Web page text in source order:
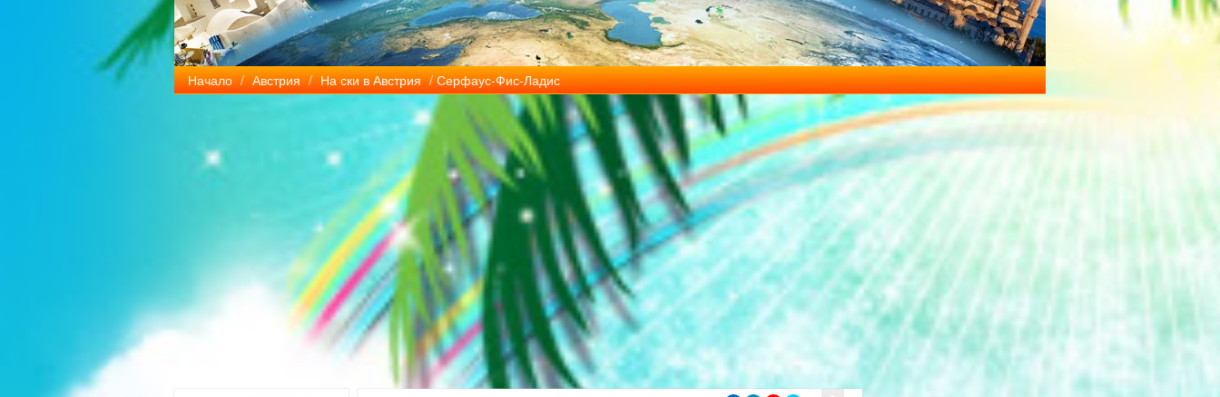
Начало / Австрия / На ски в Австрия / Серфаус-Фис-Ладис